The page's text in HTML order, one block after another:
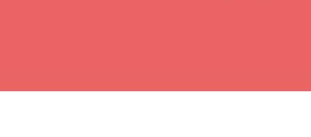
あり)
花キューピット×専門家
CO2排出量削減 / SDGsを考える